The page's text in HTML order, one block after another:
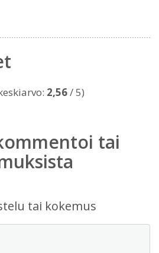
2,56/ 5)
tai
tai kokemus